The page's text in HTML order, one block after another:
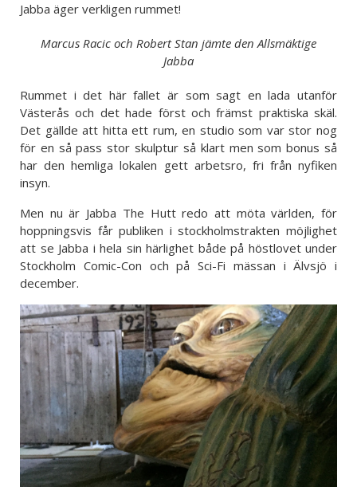
Jabba äger verkligen rummet!
Marcus Racic och Robert Stan jämte den Allsmäktige
Jabba
Rummet i det här fallet är som sagt en lada utanför
Västerås och det hade först och främst praktiska skäl.
Det gällde att hitta ett rum, en studio som var stor nog
för en så pass stor skulptur så klart men som bonus så
har den hemliga lokalen gett arbetsro, fri från nyfiken
insyn.
Men nu är Jabba The Hutt redo att möta världen, för
hoppningsvis får publiken i stockholmstrakten möjlighet
att se Jabba i hela sin härlighet både på höstlovet under
Stockholm Comic-Con och på Sci-Fi mässan i Älvsjö i
december.